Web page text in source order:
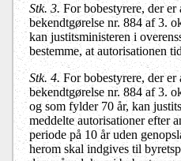
Stk. 3.For bobestyrere, der er
bekendtgørelse nr. 884 af 3.
kan justitsministeren i
bestemme, at autorisationen
Stk. 4.For bobestyrere, der er
bekendtgørelse nr. 884 af 3.
og som fylder 70 år, kan
meddelte autorisationer efter
periode på 10 år uden
herom skal indgives til